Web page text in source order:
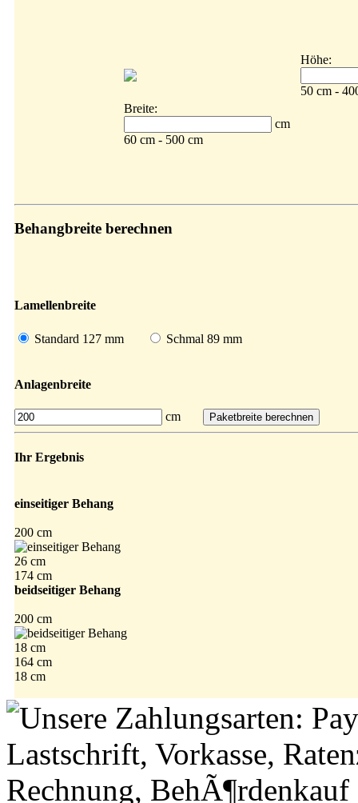
Höhe:
50 cm -
Breite:
cm
60 cm - 500 cm
Behangbreite berechnen
Lamellenbreite
Standard 127 mm Schmal 89 mm
Anlagenbreite
cm
Ihr Ergebnis
einseitiger Behang
200 cm
26 cm
174 cm
beidseitiger Behang
200 cm
18 cm
164 cm
18 cm